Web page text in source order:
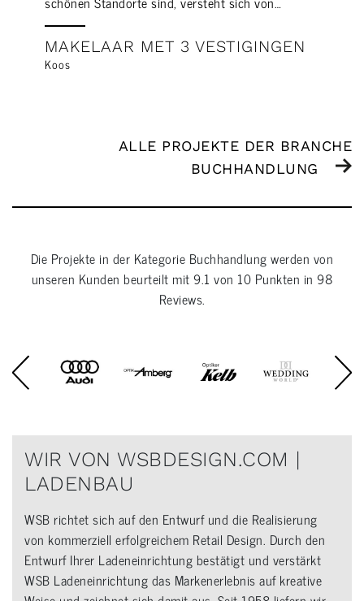
MAKELAAR MET 3 VESTIGINGEN
Koos
ALLE PROJEKTE DER BRANCHE
BUCHHANDLUNG
Die Projekte in der Kategorie Buchhandlungwerden von
unseren Kunden beurteilt mit9.1 von 10 Punkten in98
Reviews.
WIR VON WSBDESIGN.COM |
LADENBAU
WSB richtet sich auf den Entwurf und die Realisierung
von kommerziell erfolgreichem Retail Design. Durch den
Entwurf Ihrer Ladeneinrichtung bestätigt und verstärkt
WSB Ladeneinrichtung das Markenerlebnis auf kreative